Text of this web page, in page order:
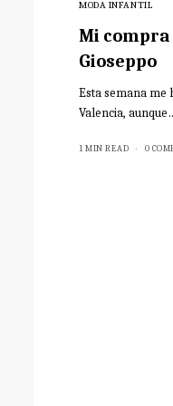
MODA INFANTIL
Mi compra
Gioseppo
Esta semana me
Valencia,
1 MIN READ 0